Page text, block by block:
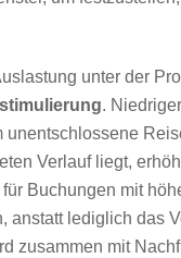
unter der
.
unentschlossene
Verlauf liegt,
für Buchungen mit
anstatt lediglich das
zusammen mit